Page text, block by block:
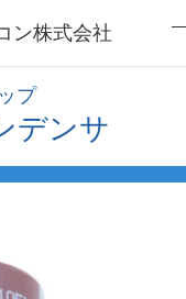
ン株式会社
プ
デンサ